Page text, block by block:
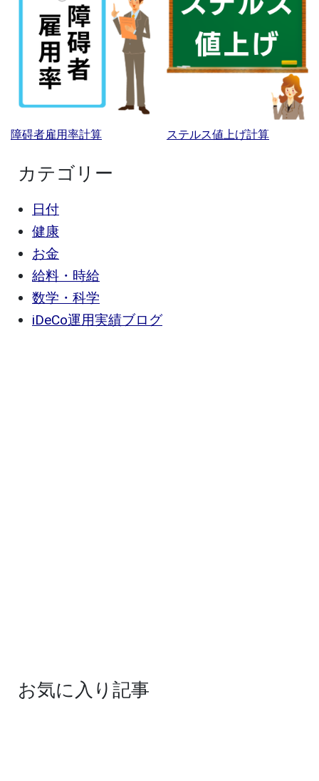
障碍者雇用率計算 ステルス値上げ計算
カテゴリー
日付
健康
お金
給料・時給
数学・科学
iDeCo運用実績ブログ
お気に入り記事